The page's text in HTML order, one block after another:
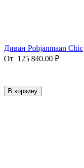
Диван Pohjanmaan Chic
От 125 840.00 ₽
В корзину